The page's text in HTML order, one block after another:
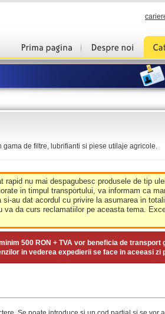
de filtre, lubrifianti si piese utilaje agricole.
rapid nu mai despagubesc produsele de tip
in timpul transportului, va informam ca
au dat acordul cu privire la asumarea in
va da curs reclamatiilor pe aceasta tema.
500 RON + TVA vor beneficia de transport
in vederea expedierii se face in aceeasi zi